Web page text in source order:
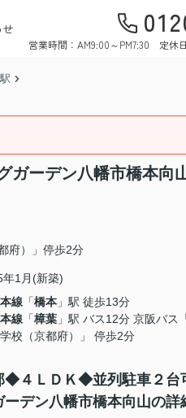
営業時間：AM9:00～PM7:30 定休
ーデン八幡市橋本向
府）」停歩2分
年1月(新築)
線 「橋本 」駅 徒歩13分
線 「樟葉 」駅 バス12分 京阪バス
校（京都府）」 停歩2分
◆４ＬＤＫ◆並列駐車２台
デン八幡市橋本向山の詳